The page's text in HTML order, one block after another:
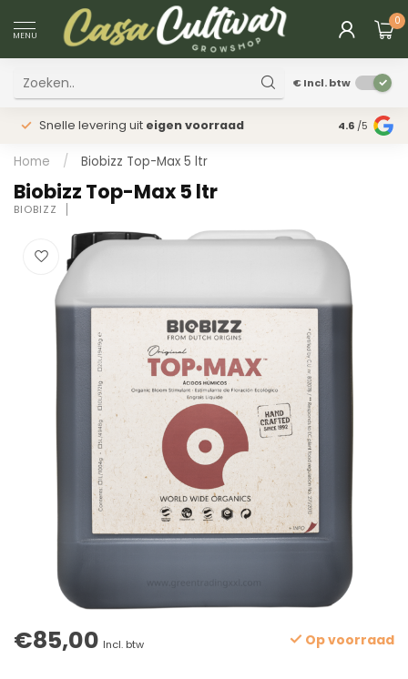
MENU
0
€Incl. btw
Snelle levering uit eigen voorraad Fysieke
4.6 /5
Home / Biobizz Top-Max 5 ltr
Biobizz Top-Max 5 ltr
BIOBIZZ
€85,00 Incl. btw Op voorraad